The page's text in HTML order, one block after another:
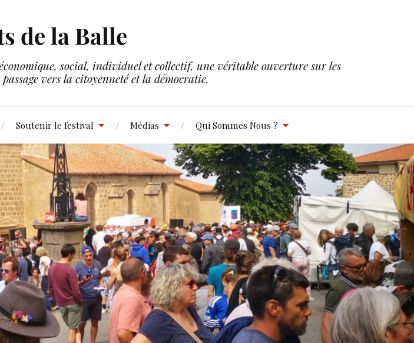
de la Balle
social, individuel et collectif, une véritable ouverture sur les
vers la citoyenneté et la démocratie.
Soutenir le festival Médias Qui Sommes Nous ?